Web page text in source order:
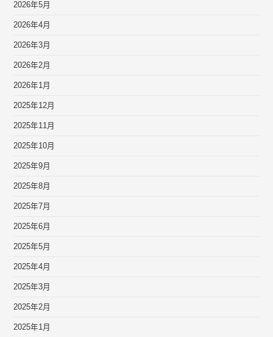
2026年5月
2026年4月
2026年3月
2026年2月
2026年1月
2025年12月
2025年11月
2025年10月
2025年9月
2025年8月
2025年7月
2025年6月
2025年5月
2025年4月
2025年3月
2025年2月
2025年1月